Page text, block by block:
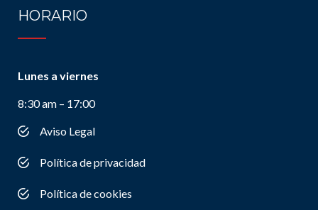
HORARIO
Lunes a viernes
8:30 am – 17:00
Aviso Legal
Política de privacidad
Política de cookies